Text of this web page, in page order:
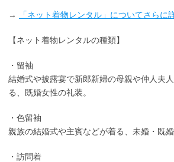
→ 「ネット着物レンタル」についてさらに
【ネット着物レンタルの種類】
・留袖
結婚式や披露宴で新郎新婦の母親や仲人夫
る、既婚女性の礼装。
・色留袖
親族の結婚式や主賓などが着る、未婚・既婚
・訪問着